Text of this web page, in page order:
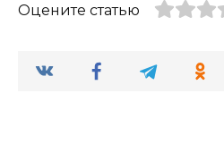
Оцените статью